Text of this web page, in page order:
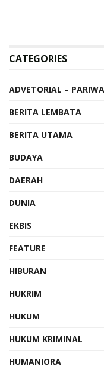
CATEGORIES
ADVETORIAL –
BERITA LEMBATA
BERITA UTAMA
BUDAYA
DAERAH
DUNIA
EKBIS
FEATURE
HIBURAN
HUKRIM
HUKUM
HUKUM KRIMINAL
HUMANIORA